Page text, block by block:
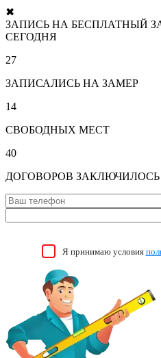
✖
ЗАПИСЬ НА БЕСПЛАТНЫЙ
СЕГОДНЯ
27
ЗАПИСАЛИСЬ НА ЗАМЕР
14
СВОБОДНЫХ МЕСТ
40
ДОГОВОРОВ ЗАКЛЮЧИЛОСЬ
Я принимаю условия